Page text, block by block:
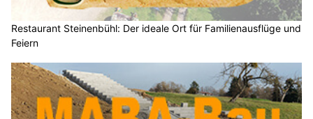
Restaurant Steinenbühl: Der ideale Ort für Familienausflüge und
Feiern